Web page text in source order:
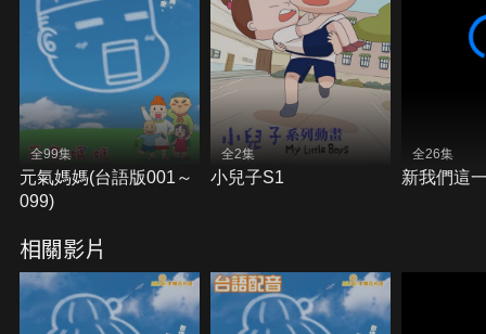
全99集
元氣媽媽(台語版001～
099)
全2集
小兒子S1
全26集
新我們這
相關影片